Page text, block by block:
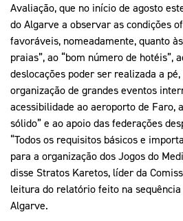
Avaliação, que no início de agosto
do Algarve a observar as condições
favoráveis, nomeadamente, quanto
praias”, ao “bom número de hotéis”,
deslocações poder ser realizada a
organização de grandes eventos
acessibilidade ao aeroporto de Faro,
sólido” e ao apoio das federações
“Todos os requisitos básicos e
para a organização dos Jogos do
disse Stratos Karetos, líder da
leitura do relatório feito na
Algarve.